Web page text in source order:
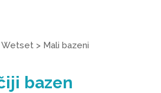
Wetset > Mali bazeni
bazen